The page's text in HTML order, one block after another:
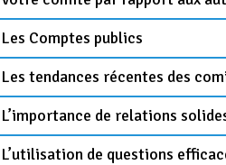
Les Comptes publics
Les tendances récentes des
L’importance de relations
L’utilisation de questions